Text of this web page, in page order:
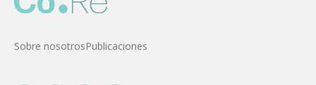
Sobre nosotrosPublicaciones